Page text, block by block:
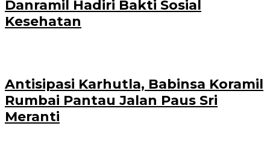
Danramil Hadiri Bakti Sosial
Kesehatan
Antisipasi Karhutla, Babinsa Koramil
Rumbai Pantau Jalan Paus Sri
Meranti